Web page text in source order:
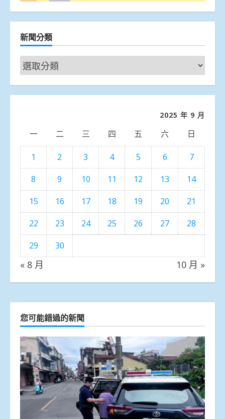
新聞分類
新
聞
分
2025 年 9 月
一 二 三 四 五 六 日
1 2 3 4 5 6
7
8
9 10 11 12 13
14
15
16 17 18 19 20
21
22
23 24 25 26 27
28
29
30
« 8 月 10 月 »
您可能錯過的新聞